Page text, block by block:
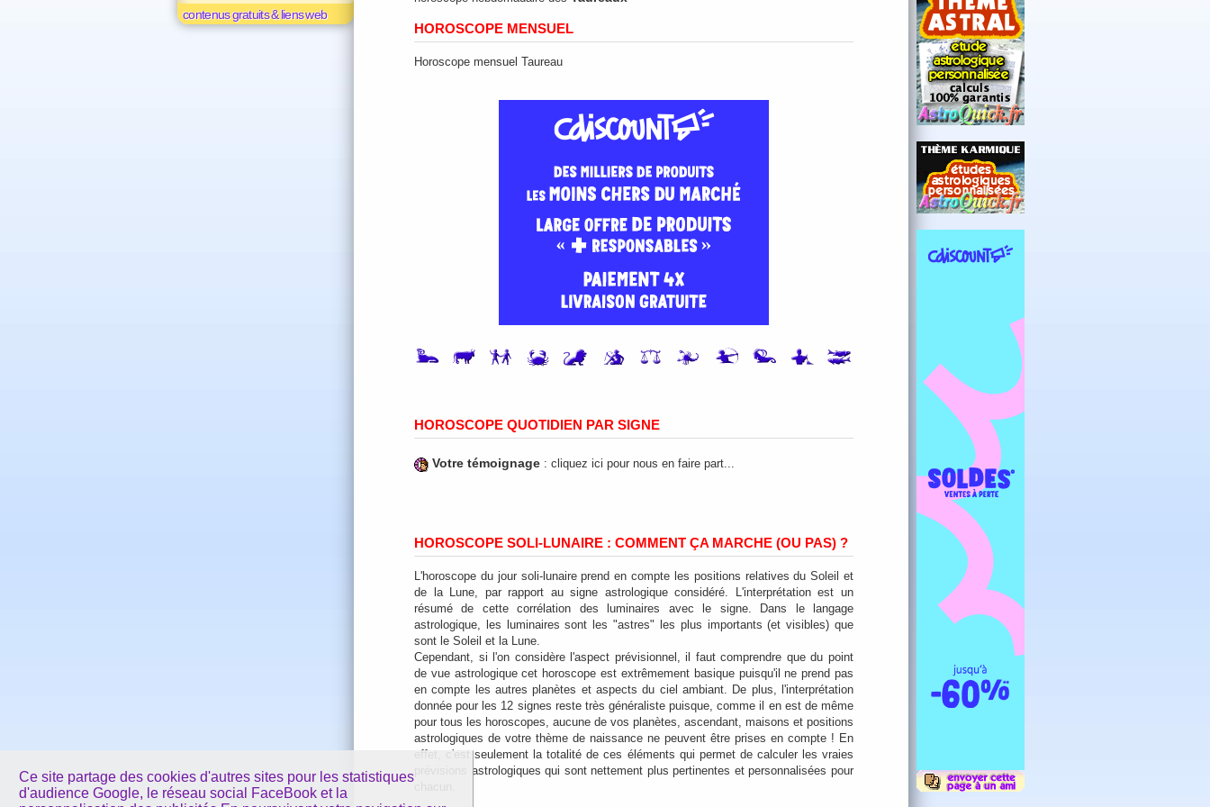
Ce site partage des cookies d'autres sites pour les statistiques
d'audience Google, le réseau social FaceBook et la
contenus gratuits & liens web
HOROSCOPE MENSUEL
Horoscope mensuel Taureau
HOROSCOPE QUOTIDIEN PAR SIGNE
Votre témoignage : cliquez ici pour nous en faire part...
HOROSCOPE SOLI-LUNAIRE : COMMENT ÇA MARCHE (OU PAS) ?
L'horoscope du jour soli-lunaire prend en compte les positions relatives du Soleil et
de la Lune, par rapport au signe astrologique considéré. L'interprétation est un
résumé de cette corrélation des luminaires avec le signe. Dans le langage
astrologique, les luminaires sont les "astres" les plus importants (et visibles) que
sont le Soleil et la Lune.
Cependant, si l'on considère l'aspect prévisionnel, il faut comprendre que du point
de vue astrologique cet horoscope est extrêmement basique puisqu'il ne prend pas
en compte les autres planètes et aspects du ciel ambiant. De plus, l'interprétation
donnée pour les 12 signes reste très généraliste puisque, comme il en est de même
pour tous les horoscopes, aucune de vos planètes, ascendant, maisons et positions
astrologiques de votre thème de naissance ne peuvent être prises en compte ! En
effet, c'est seulement la totalité de ces éléments qui permet de calculer les vraies
prévisions astrologiques qui sont nettement plus pertinentes et personnalisées pour